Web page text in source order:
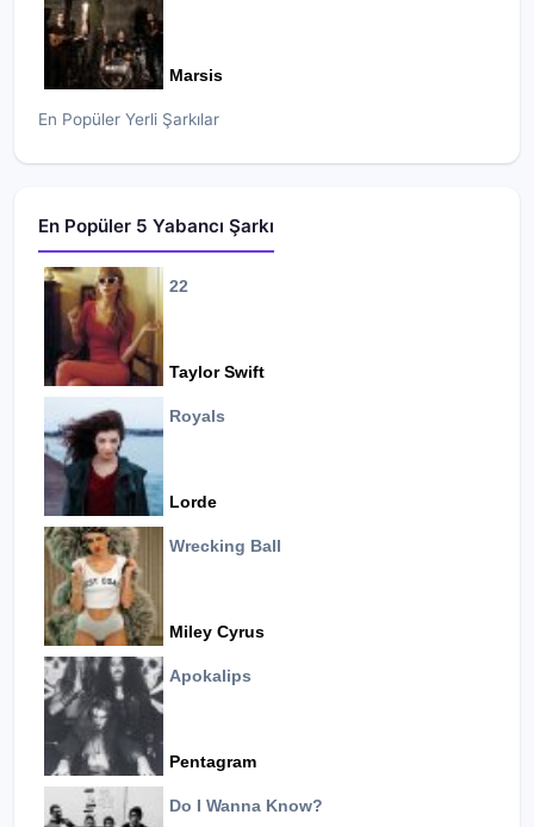
Marsis
En Popüler Yerli Şarkılar
En Popüler 5 Yabancı Şarkı
22
Taylor Swift
Royals
Lorde
Wrecking Ball
Miley Cyrus
Apokalips
Pentagram
Do I Wanna Know?